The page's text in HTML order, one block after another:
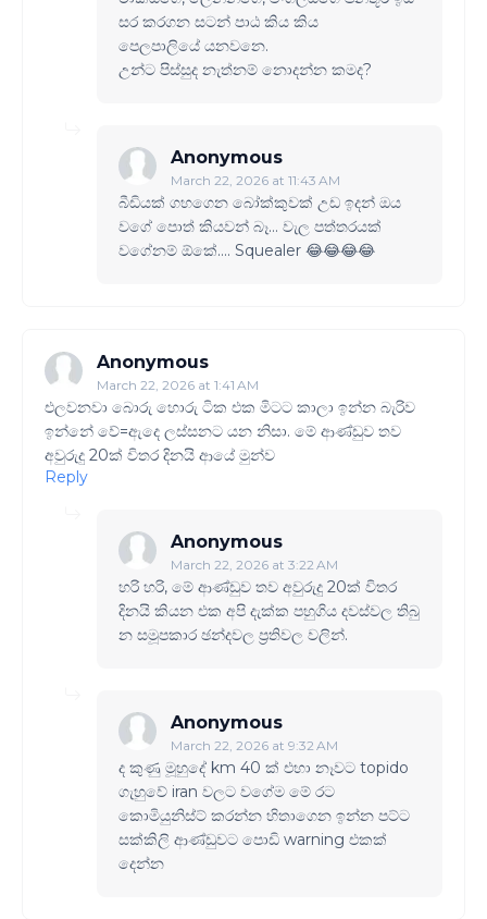
සර කරගන සටන් පාඨ කිය කිය
පෙලපාලියේ යනවනෙ.
උන්ට පිස්සුද නැත්නම් නොදන්න කමද?
Anonymous
March 22, 2026 at 11:43 AM
බීඩියක් ගහගෙන බෝක්කුවක් උඩ ඉදන් ඔය
වගේ පොත් කියවන් බෑ… වැල පත්තරයක්
වගේනම් ඕකේ…. Squealer 😂😂😂😂
Anonymous
March 22, 2026 at 1:41 AM
එලවනවා බොරු හොරු ටික එක මිටට කාලා ඉන්න බැරිව
ඉන්නේ වේ=ඇදෙ ලස්සනට යන නිසා. මේ ආණ්ඩුව තව
අවුරුදු 20ක් විතර දිනයි ආයේ මුන්ව
Reply
Anonymous
March 22, 2026 at 3:22 AM
හරි හරි, මේ ආණ්ඩුව තව අවුරුදු 20ක් විතර
දිනයි කියන එක අපි දැක්ක පහුගිය දවස්වල තිබු
න සමූපකාර ඡන්දවල ප්‍රතිවල වලින්.
Anonymous
March 22, 2026 at 9:32 AM
ද කුණු මූහුදේ km 40 ක් එහා නෑවට topido
ගැහුවේ iran වලට වගේම මේ රට
කොමියුනිස්ට් කරන්න හිතාගෙන ඉන්න පට්ට
සක්කිලි ආණ්ඩුවට පොඩි warning එකක්
දෙන්න